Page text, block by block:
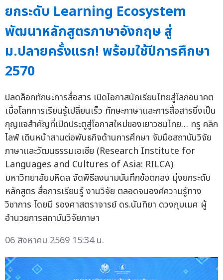
ยกระดับ Learning Ecosystem
พัฒนาหลักสูตรภาษาอังกฤษ สู่
ม.ปลายครั้งแรก! พร้อมใช้ปีการศึกษา
2570
ปลดล็อกทักษะการสื่อสาร เปิดโอกาสนักเรียนไทยสู่โลกอนาคต
เมื่อโลกการเรียนรู้เปลี่ยนเร็ว ทักษะภาษาและการสื่อสารยิ่งเป็น
กุญแจสำคัญที่เปิดประตูสู่โอกาสใหม่ของเยาวชนไทย… ทรู คลิก
ไลฟ์ เดินหน้าสานต่อพันธกิจด้านการศึกษา จับมือสถาบันวิจัย
ภาษาและวัฒนธรรมเอเชีย (Research Institute for
Languages and Cultures of Asia: RILCA)
มหาวิทยาลัยมหิดล จัดพิธีลงนามบันทึกข้อตกลง มุ่งยกระดับ
หลักสูตร สื่อการเรียนรู้ งานวิจัย ตลอดจนองค์ความรู้ทาง
วิชาการ โดยมี รองศาสตราจารย์ ดร.นันทิยา ดวงภุมเมศ ผู้
อำนวยการสถาบันวิจัยภาษา
06 สิงหาคม 2569 15:34 น.